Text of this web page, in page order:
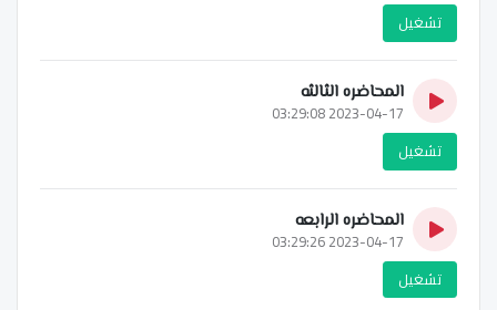
تشغيل
المحاضره الثالثه
2023-04-17 03:29:08
تشغيل
المحاضره الرابعه
2023-04-17 03:29:26
تشغيل